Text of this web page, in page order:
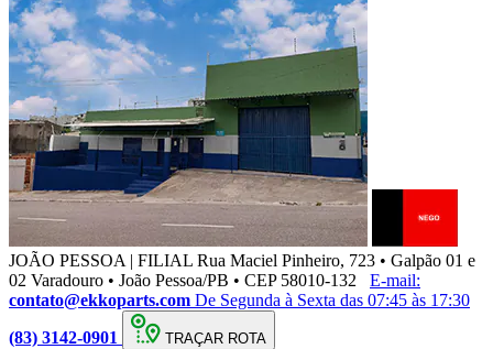
JOÃO PESSOA | FILIAL Rua Maciel Pinheiro, 723 • Galpão 01 e
02 Varadouro • João Pessoa/PB • CEP 58010-132
E-mail:
contato@ekkoparts.com De Segunda à Sexta das 07:45 às 17:30
(83) 3142-0901
TRAÇAR ROTA